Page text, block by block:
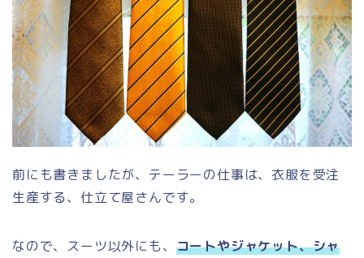
前にも書きましたが、テーラーの仕事は、衣服を受注
生産する、仕立て屋さんです。
なので、スーツ以外にも、 コートやジャケット、シャ